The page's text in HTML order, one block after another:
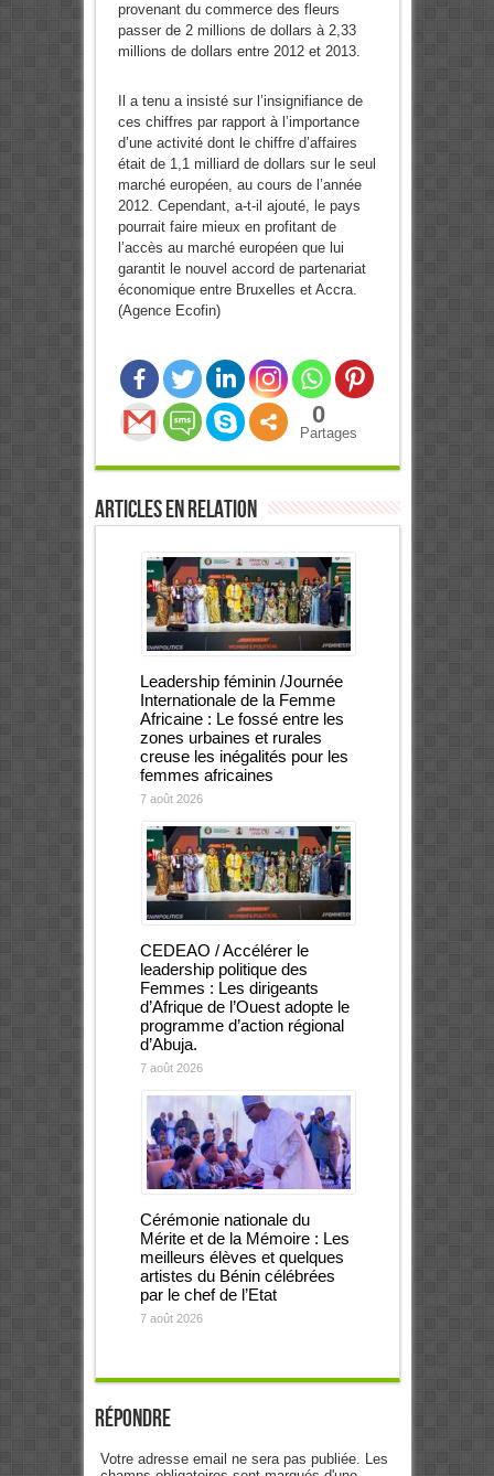
provenant du commerce des fleurs
passer de 2 millions de dollars à 2,33
millions de dollars entre 2012 et 2013.
Il a tenu a insisté sur l’insignifiance de
ces chiffres par rapport à l’importance
d’une activité dont le chiffre d’affaires
était de 1,1 milliard de dollars sur le seul
marché européen, au cours de l’année
2012. Cependant, a-t-il ajouté, le pays
pourrait faire mieux en profitant de
l’accès au marché européen que lui
garantit le nouvel accord de partenariat
économique entre Bruxelles et Accra.
(Agence Ecofin)
0
Partages
Articles en relation
Leadership féminin /Journée
Internationale de la Femme
Africaine : Le fossé entre les
zones urbaines et rurales
creuse les inégalités pour les
femmes africaines
7 août 2026
CEDEAO / Accélérer le
leadership politique des
Femmes : Les dirigeants
d’Afrique de l’Ouest adopte le
programme d’action régional
d’Abuja.
7 août 2026
Cérémonie nationale du
Mérite et de la Mémoire : Les
meilleurs élèves et quelques
artistes du Bénin célébrées
par le chef de l’Etat
7 août 2026
Répondre
Votre adresse email ne sera pas publiée. Les